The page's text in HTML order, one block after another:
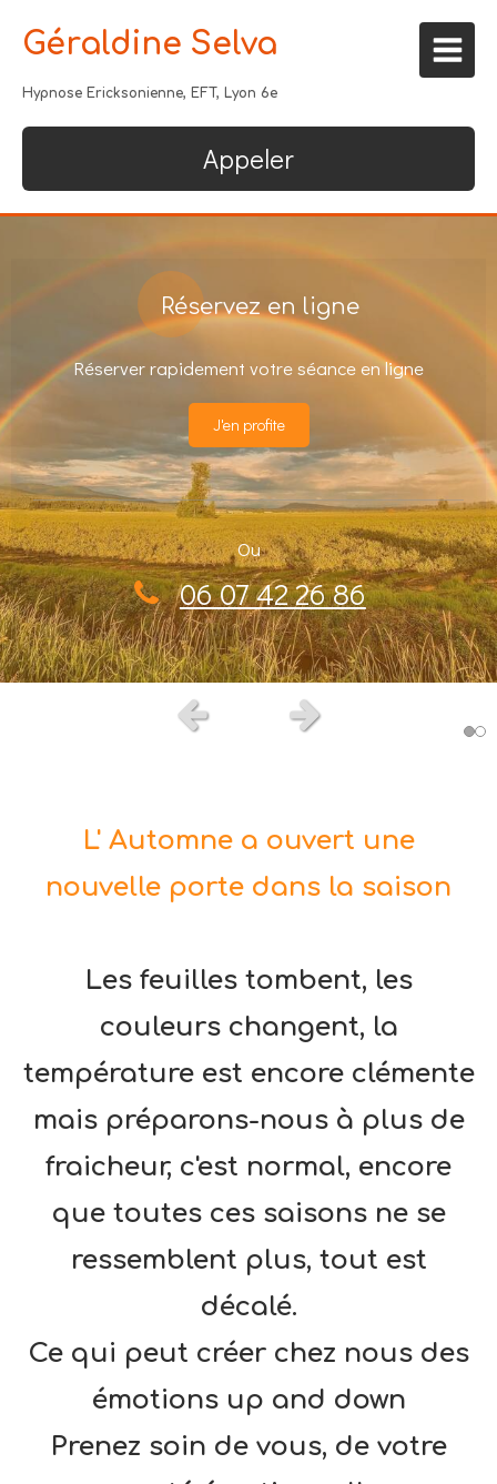
Géraldine Selva
Hypnose Ericksonienne, EFT, Lyon 6e
Appeler
Réservez en ligne
Réserver rapidement votre séance en ligne
J'en profite
Ou
06 07 42 26 86
Slide précédentSlide suivant
L' Automne a ouvert une
nouvelle porte dans la saison
Les feuilles tombent, les
couleurs changent, la
température est encore clémente
mais préparons-nous à plus de
fraicheur, c'est normal, encore
que toutes ces saisons ne se
ressemblent plus, tout est
décalé.
Ce qui peut créer chez nous des
émotions up and down
Prenez soin de vous, de votre